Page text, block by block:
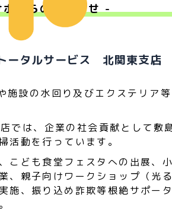
ポからのお知らせ -
ータルサービス 北関東支店
設の水回り及びエクステリア
では、企業の社会貢献として敷
活動を行っています。
こども食堂フェスタへの出展、
、親子向けワークショップ（光
施、振り込め詐欺等根絶サポー